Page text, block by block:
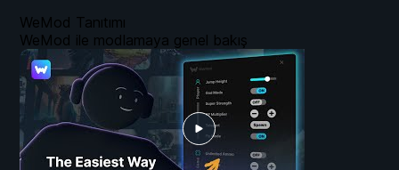
WeMod Tanıtımı
WeMod ile modlamaya genel bakış